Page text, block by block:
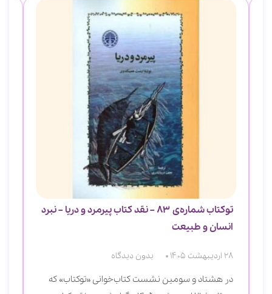
توکتاب شماره‌ی 83 – نقد کتاب پیرمرد و دریا – نبرد
انسان و طبیعت
28 اردیبهشت 1405 بدون دیدگاه
در هشتاد و سومین نشست کتاب‌خوانی «توکتاب» که